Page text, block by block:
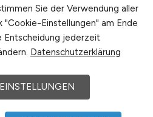
Sie der Verwendung aller
"Cookie-Einstellungen" am Ende
Entscheidung jederzeit
Datenschutzerklärung